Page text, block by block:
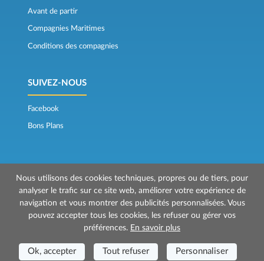
Avant de partir
Compagnies Maritimes
Conditions des compagnies
SUIVEZ-NOUS
Facebook
Bons Plans
© 2026 Mr Ferry est géré par Prenotazioni24 s.r.l.
Siège social: Via Bonistallo, 50b - 50053 Empoli (FI)
Siège Opérationnel: Via Casa del Duca, 1 - 57037 Portoferraio (LI)
Aut.Amm.Prov. LI n 1819 del 16/01/06 - Fondo Garanzia Viaggi ASSIMUTUA
Nous utilisons des cookies techniques, propres ou de tiers, pour
analyser le trafic sur ce site web, améliorer votre expérience de
navigation et vous montrer des publicités personnalisées. Vous
pouvez accepter tous les cookies, les refuser ou gérer vos
préférences. En savoir plus
Ok, accepter Tout refuser Personnaliser